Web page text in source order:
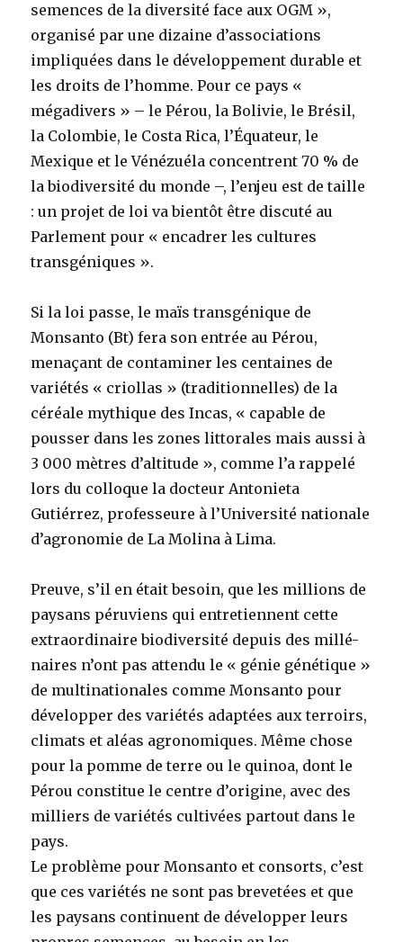
semences de la diversité face aux OGM »,
organisé par une dizaine d’associations
impliquées dans le développement durable et
les droits de l’homme. Pour ce pays «
mégadivers » – le Pérou, la Bolivie, le Brésil,
la Colombie, le Costa Rica, l’Équateur, le
Mexique et le Vénézuéla concentrent 70 % de
la biodiversité du monde –, l’enjeu est de taille
: un projet de loi va bientôt être discuté au
Parlement pour « encadrer les cultures
transgéniques ».
Si la loi passe, le maïs transgénique de
Monsanto (Bt) fera son entrée au Pérou,
menaçant de contaminer les centaines de
variétés « criollas » (traditionnelles) de la
céréale mythique des Incas, « capable de
pousser dans les zones littorales mais aussi à
3 000 mètres d’altitude », comme l’a rappelé
lors du colloque la docteur Antonieta
Gutiérrez, professeure à l’Université nationale
d’agronomie de La Molina à Lima.
Preuve, s’il en était besoin, que les millions de
paysans péruviens qui entretiennent cette
extraordinaire biodiversité depuis des millé-
naires n’ont pas attendu le « génie génétique »
de multinationales comme Monsanto pour
développer des variétés adaptées aux terroirs,
climats et aléas agronomiques. Même chose
pour la pomme de terre ou le quinoa, dont le
Pérou constitue le centre d’origine, avec des
milliers de variétés cultivées partout dans le
pays.
Le problème pour Monsanto et consorts, c’est
que ces variétés ne sont pas brevetées et que
les paysans continuent de développer leurs